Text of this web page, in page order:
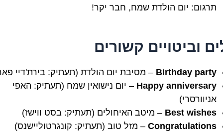
תרגום: יום הולדת שמח, חבר יקר!
וביטויים קשורים
Birthday party – מסיבת יום הולדת (תעתיק: בירת'דיי
Happy anniversary – יום נישואין שמח (תעתיק: האפי
אניוורסרי)
Best wishes – מיטב האיחולים (תעתיק: בסט ווישז)
Congratulations – מזל טוב (תעתיק: קונגרטוליישנס)